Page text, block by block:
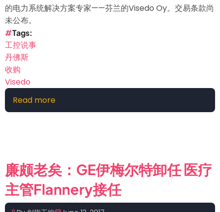
的电力系统解决方案专家——芬兰的Visedo Oy。交易条款尚
未公布。
Tags
工控说事
丹佛斯
收购
Visedo
Read more
丹
购
Visedo
廉颇老矣：GE伊梅尔特卸任 医疗
主管Flannery接任